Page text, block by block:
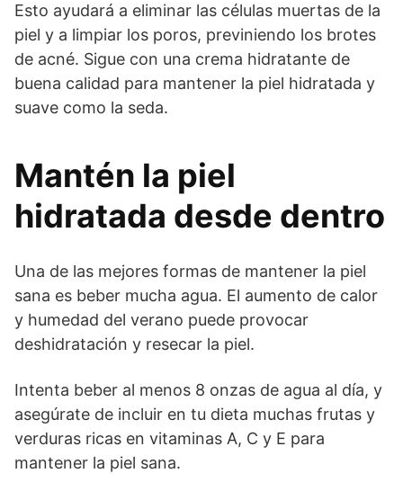
Esto ayudará a eliminar las células muertas de la
piel y a limpiar los poros, previniendo los brotes
de acné. Sigue con una crema hidratante de
buena calidad para mantener la piel hidratada y
suave como la seda.
Mantén la piel
hidratada desde dentro
Una de las mejores formas de mantener la piel
sana es beber mucha agua. El aumento de calor
y humedad del verano puede provocar
deshidratación y resecar la piel.
Intenta beber al menos 8 onzas de agua al día, y
asegúrate de incluir en tu dieta muchas frutas y
verduras ricas en vitaminas A, C y E para
mantener la piel sana.